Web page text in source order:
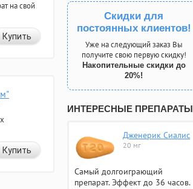
на свой
Купить
Купить
Скидки для
постоянных клиентов!
Уже на следующий заказ Вы
получите свою первую скидку!
Накопительные скидки до
20%!
ИНТЕРЕСНЫЕ ПРЕПАРАТЫ
Дженерик Сиалис
20 мг
Самый долгоиграющий
препарат. Эффект до 36 часов.